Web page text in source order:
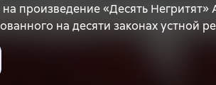
произведение «Десять Негритят»
на десяти законах устной
образовании. Лекция
режиссерам, учащимся,